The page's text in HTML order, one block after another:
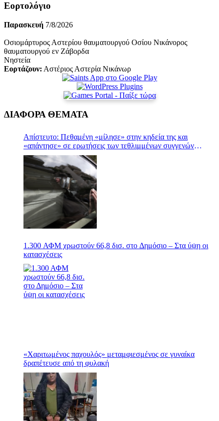
Εορτολόγιο
Παρασκευή 7/8/2026
Οσιομάρτυρος Αστερίου θαυματουργού Οσίου Νικάνορος
θαυματουργού εν Ζάβορδα
Νηστεία
Εορτάζουν: Αστέριος Αστερία Νικάνωρ
ΔΙΑΦΟΡΑ ΘΕΜΑΤΑ
Απίστευτο: Πεθαμένη «μίλησε» στην κηδεία της και
«απάντησε» σε ερωτήσεις των τεθλιμμένων συγγενών
(Βίντεο)
1.300 ΑΦΜ χρωστούν 66,8 δισ. στο Δημόσιο – Στα ύψη οι
κατασχέσεις
«Χαριτωμένος παχουλός» μεταμφιεσμένος σε γυναίκα
δραπέτευσε από τη φυλακή